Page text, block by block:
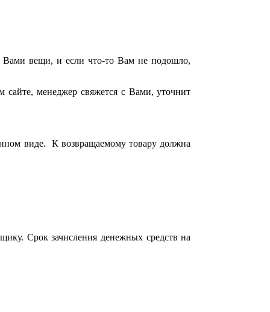
Вами вещи, и если что-то Вам не подошло,
сайте, менеджер свяжется с Вами, уточнит
виде. К возвращаемому товару должна
Срок зачисления денежных средств на